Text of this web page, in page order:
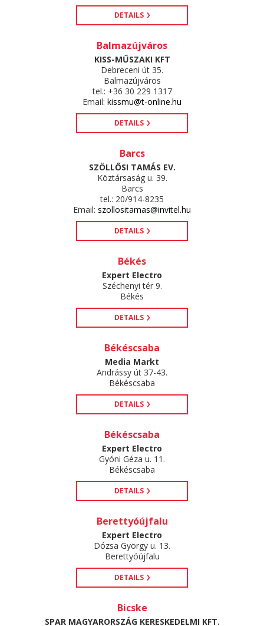
DETAILS
Balmazújváros
KISS-MŰSZAKI KFT
Debreceni út 35.
Balmazújváros
tel.: +36 30 229 1317
Email: kissmu@t-online.hu
DETAILS
Barcs
SZÖLLŐSI TAMÁS EV.
Köztársaság u. 39.
Barcs
tel.: 20/914-8235
Email: szollositamas@invitel.hu
DETAILS
Békés
Expert Electro
Széchenyi tér 9.
Békés
DETAILS
Békéscsaba
Media Markt
Andrássy út 37-43.
Békéscsaba
DETAILS
Békéscsaba
Expert Electro
Gyóni Géza u. 11.
Békéscsaba
DETAILS
Berettyóújfalu
Expert Electro
Dózsa György u. 13.
Berettyóújfalu
DETAILS
Bicske
SPAR MAGYARORSZÁG KERESKEDELMI KFT.